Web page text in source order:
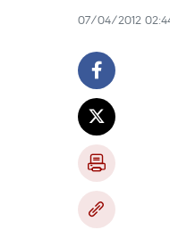
07/04/2012